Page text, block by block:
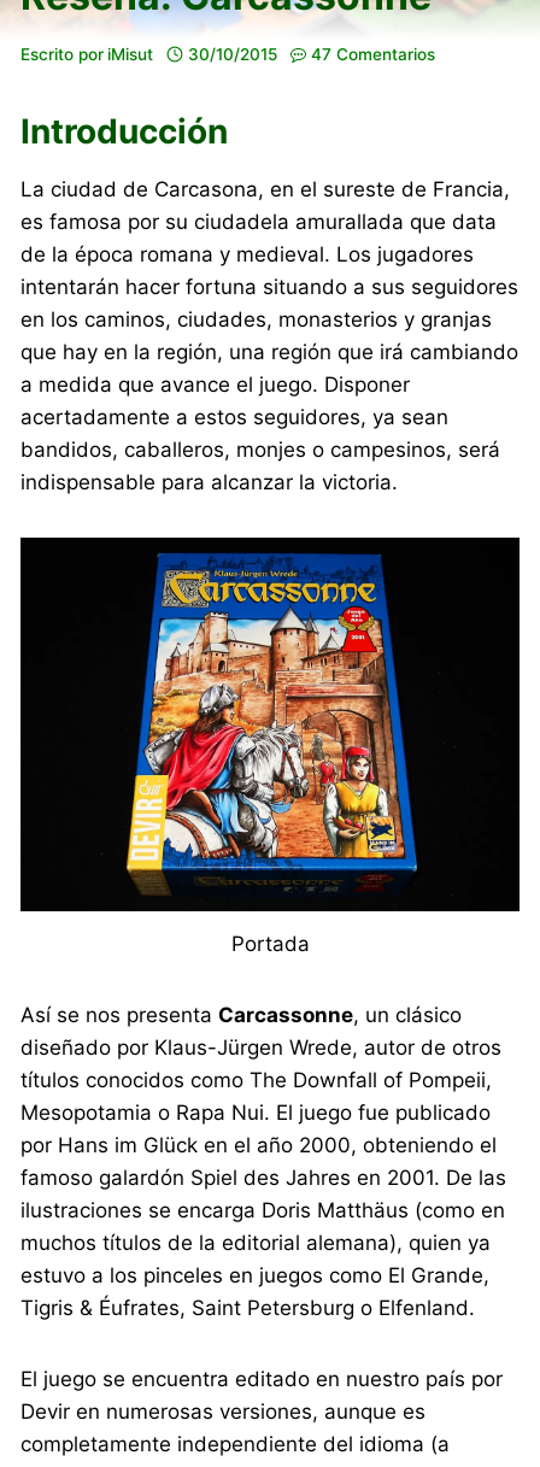
Escrito por iMisut 30/10/2015 47 Comentarios
Introducción
La ciudad de Carcasona, en el sureste de Francia,
es famosa por su ciudadela amurallada que data
de la época romana y medieval. Los jugadores
intentarán hacer fortuna situando a sus seguidores
en los caminos, ciudades, monasterios y granjas
que hay en la región, una región que irá cambiando
a medida que avance el juego. Disponer
acertadamente a estos seguidores, ya sean
bandidos, caballeros, monjes o campesinos, será
indispensable para alcanzar la victoria.
Portada
Así se nos presentaCarcassonne, un clásico
diseñado por Klaus-Jürgen Wrede, autor de otros
títulos conocidos como The Downfall of Pompeii,
Mesopotamia o Rapa Nui. El juego fue publicado
por Hans im Glück en el año 2000, obteniendo el
famoso galardón Spiel des Jahres en 2001. De las
ilustraciones se encarga Doris Matthäus (como en
muchos títulos de la editorial alemana), quien ya
estuvo a los pinceles en juegos como El Grande,
Tigris & Éufrates, Saint Petersburg o Elfenland.
El juego se encuentra editado en nuestro país por
Devir en numerosas versiones, aunque es
completamente independiente del idioma (a